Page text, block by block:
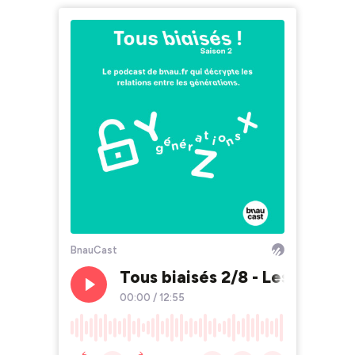
BnauCast
Tous biaisés 2/8 - Les
00:00 / 12:55